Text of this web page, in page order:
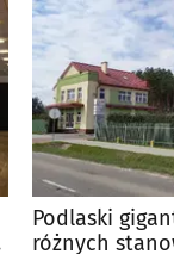
Podlaski
różnych